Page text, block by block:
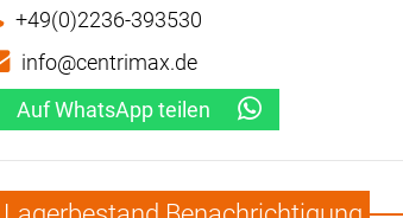
+49(0)2236-393530
info@centrimax.de
Auf WhatsApp teilen